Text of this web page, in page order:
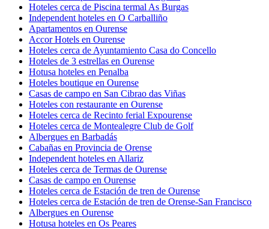
Hoteles cerca de Piscina termal As Burgas
Independent hoteles en O Carballiño
Apartamentos en Ourense
Accor Hotels en Ourense
Hoteles cerca de Ayuntamiento Casa do Concello
Hoteles de 3 estrellas en Ourense
Hotusa hoteles en Penalba
Hoteles boutique en Ourense
Casas de campo en San Cibrao das Viñas
Hoteles con restaurante en Ourense
Hoteles cerca de Recinto ferial Expourense
Hoteles cerca de Montealegre Club de Golf
Albergues en Barbadás
Cabañas en Provincia de Orense
Independent hoteles en Allariz
Hoteles cerca de Termas de Ourense
Casas de campo en Ourense
Hoteles cerca de Estación de tren de Ourense
Hoteles cerca de Estación de tren de Orense-San Francisco
Albergues en Ourense
Hotusa hoteles en Os Peares